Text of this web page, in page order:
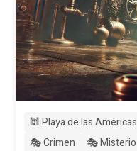
🕍 Playa de las Américas
🎭 Crimen
🎭 Misterio